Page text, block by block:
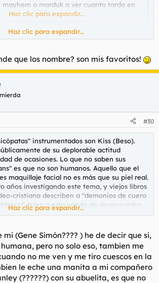
mayhem o marduk a ver cuanto tarda en
cardíaco....
Haz clic para expandir...
:O~~~~~~
Haz clic para expandir...
que los nombre? son mis favoritos!
#30
instrumentados son Kiss (Beso).
de su deplorable actitud
de ocasiones. Lo que no saben sus
es que no son humanos. Aquello que el
maquillaje facial no es más que su piel real.
años investigando este tema, y viejos libros
cristiana describen a "demonios de cuero
tales a esta panda de degenerados.
su cantante, Gene Simón, tiene como afición
como beber sangre humana cada vez que se
otro miembro del grupo, Ace Stanley
un reformatorio por haber matado a su
cuando tenía dieciséis años. Peter Criss,
mal nacidos Kiss, tiene tres denuncias en
violenta. ¿Semejante basura delincuente
Haz clic para expandir...
(Gene Simón???? ) he de decir que si,
pero no solo eso, tambien me
no me ven y me tiro cuescos en la
le eche una manita a mi compañero
(??????) con su abuelita, es que no